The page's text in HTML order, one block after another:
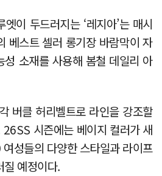
이 두드러지는 ‘레지아’는 매시
베스트 셀러 롱기장 바람막이 자
성 소재를 사용해 봄철 데일리 아
버클 허리벨트로 라인을 강조할
시즌에는 베이지 컬러가 새
성들의 다양한 스타일과 라이프
질 예정이다.